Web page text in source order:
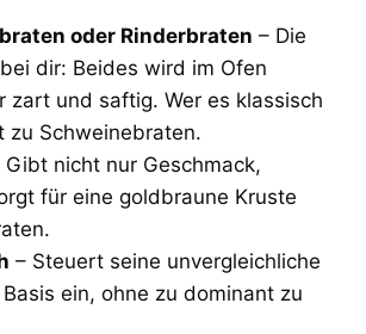
oder Rinderbraten – Die
dir: Beides wird im Ofen
zart und saftig. Wer es klassisch
zu Schweinebraten.
Gibt nicht nur Geschmack,
für eine goldbraune Kruste
– Steuert seine unvergleichliche
ein, ohne zu dominant zu